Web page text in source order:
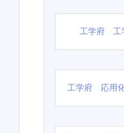
工学府 工
工学府 応用